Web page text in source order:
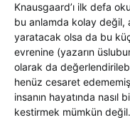
Knausgaard’ı ilk defa
bu anlamda kolay değil,
yaratacak olsa da bu
evrenine (yazarın
olarak da
henüz cesaret
insanın hayatında nasıl
kestirmek mümkün